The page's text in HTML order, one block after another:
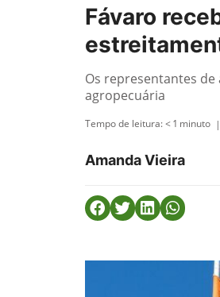
Fávaro
Os representantes
agropecuária
Tempo de leitura:< 1 minuto
Amanda Vieira